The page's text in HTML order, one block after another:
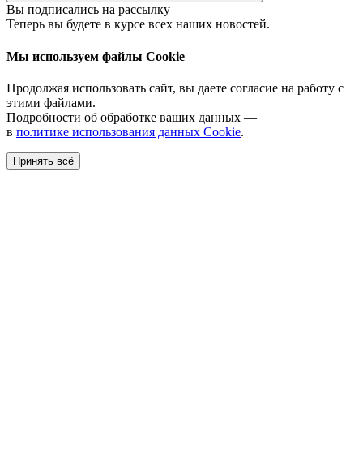
Вы подписались на рассылку
Теперь вы будете в курсе всех наших новостей.
Мы используем файлы Cookie
Продолжая использовать сайт, вы даете согласие на работу с
этими файлами.
Подробности об обработке ваших данных —
в политике использования данных Cookie.
Принять всё